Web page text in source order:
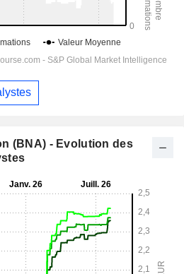
(BNA) - Evolution des